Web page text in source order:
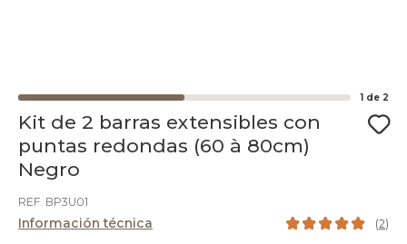
1 de 2
Kit de 2 barras extensibles con
puntas redondas (60 à 80cm)
Negro
REF. BP3U01
Información técnica (2)